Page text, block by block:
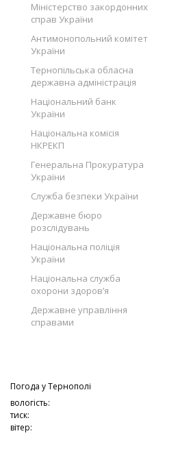
Міністерство закордонних
справ України
Антимонопольний комітет
України
Тернопільська обласна
державна адміністрація
Національний банк
України
Національна комісія
НКРЕКП
Генеральна Прокуратура
України
Служба безпеки України
Державне бюро
розслідувань
Національна поліція
України
Національна служба
охорони здоров’я
Державне управління
справами
Погода уТернополі
вологість:
тиск:
вітер: